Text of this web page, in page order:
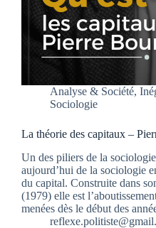
Analyse & Société,
Sociologie
La théorie des capitaux –
Un des piliers de la
aujourd’hui de la sociologie
du capital. Construite dans
(1979) elle est
menées dès le début des